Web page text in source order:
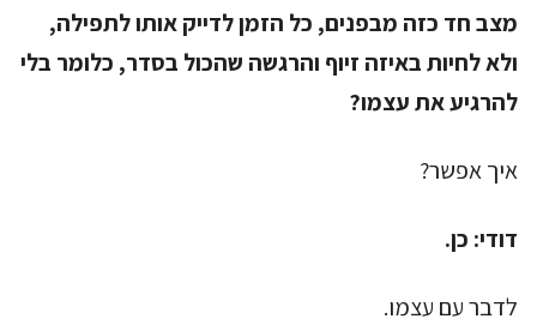
מצב חד כזה מבפנים, כל הזמן לדייק אותו לתפילה,
ולא לחיות באיזה זיוף והרגשה שהכול בסדר, כלומר בלי
להרגיע את עצמו?
איך אפשר?
דודי: כן.
לדבר עם עצמו.